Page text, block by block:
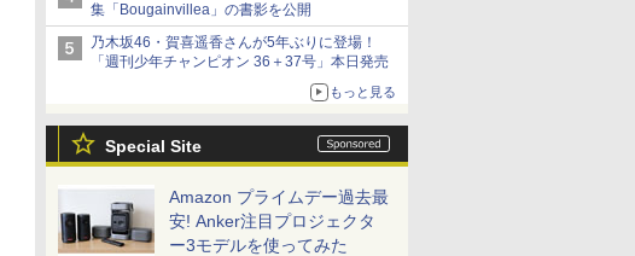
集「Bougainvillea」の書影を公開
乃木坂46・賀喜遥香さんが5年ぶりに登場！
「週刊少年チャンピオン 36＋37号」本日発売
もっと見る
Special Site
Amazon プライムデー過去最
安! Anker注目プロジェクタ
ー3モデルを使ってみた